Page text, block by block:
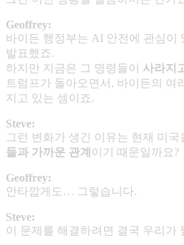
Geoffrey:
바이든 행정부는 AI 안전에 관심이
발표했죠.
하지만 지금은 그 명령들이 사라지
트럼프가 돌아오면서, 바이든의 여
지고 있는 셈이죠.
Steve:
그런 변화가 생긴 이유는 현재 미국
들과 가까운 관계 이기 때문일까요?
Geoffrey:
안타깝게도… 그렇습니다.
Steve:
이 문제를 해결하려면 결국 우리가